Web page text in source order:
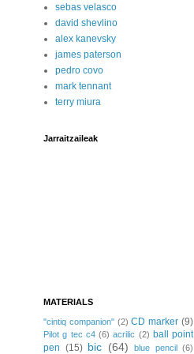
sebas velasco
david shevlino
alex kanevsky
james paterson
pedro covo
mark tennant
terry miura
Jarraitzaileak
MATERIALS
"cintiq companion" (2) CD marker (9)
Pilot g tec c4 (6) acrilic (2) ball point
pen (15) bic (64) blue pencil (6)